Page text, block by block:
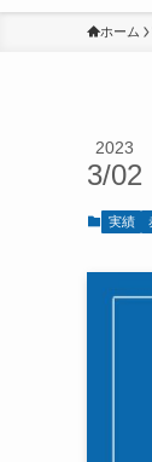
ホーム
2023
3/02
実績